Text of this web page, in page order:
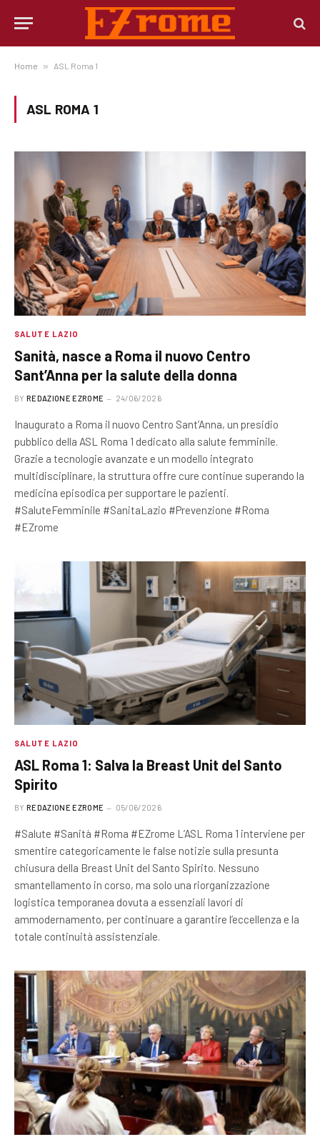
Home » ASL Roma 1
ASL ROMA 1
SALUTE LAZIO
Sanità, nasce a Roma il nuovo Centro
Sant’Anna per la salute della donna
BY REDAZIONE EZROME 24/06/2026
Inaugurato a Roma il nuovo Centro Sant’Anna, un presidio
pubblico della ASL Roma 1 dedicato alla salute femminile.
Grazie a tecnologie avanzate e un modello integrato
multidisciplinare, la struttura offre cure continue superando la
medicina episodica per supportare le pazienti.
#SaluteFemminile #SanitaLazio #Prevenzione #Roma
#EZrome
SALUTE LAZIO
ASL Roma 1: Salva la Breast Unit del Santo
Spirito
BY REDAZIONE EZROME 05/06/2026
#Salute #Sanità #Roma #EZrome L’ASL Roma 1 interviene per
smentire categoricamente le false notizie sulla presunta
chiusura della Breast Unit del Santo Spirito. Nessuno
smantellamento in corso, ma solo una riorganizzazione
logistica temporanea dovuta a essenziali lavori di
ammodernamento, per continuare a garantire l’eccellenza e la
totale continuità assistenziale.